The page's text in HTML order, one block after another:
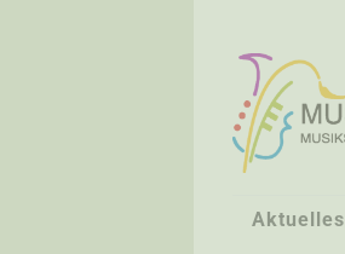
Aktuelles